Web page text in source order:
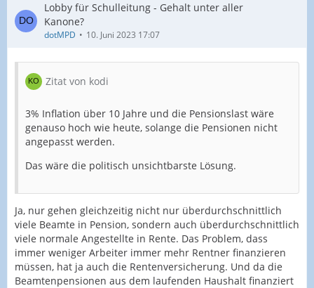
Lobby für Schulleitung - Gehalt unter aller
Kanone?
dotMPD 10. Juni 2023 17:07
Zitat von kodi
3% Inflation über 10 Jahre und die Pensionslast wäre
genauso hoch wie heute, solange die Pensionen nicht
angepasst werden.
Das wäre die politisch unsichtbarste Lösung.
Ja, nur gehen gleichzeitig nicht nur überdurchschnittlich
viele Beamte in Pension, sondern auch überdurchschnittlich
viele normale Angestellte in Rente. Das Problem, dass
immer weniger Arbeiter immer mehr Rentner finanzieren
müssen, hat ja auch die Rentenversicherung. Und da die
Beamtenpensionen aus dem laufenden Haushalt finanziert